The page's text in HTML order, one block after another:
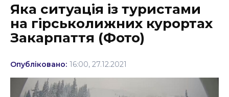
Культура
Освіта
Події
Політика
Яка ситуація із туристами
на гірськолижних курортах
Закарпаття (Фото)
Опубліковано: 16:00, 27.12.2021